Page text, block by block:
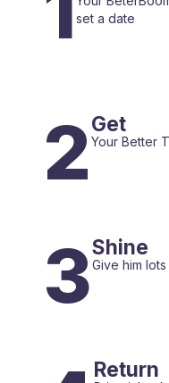
set a date
2Get
Your Better
3Shine
Give him
Return